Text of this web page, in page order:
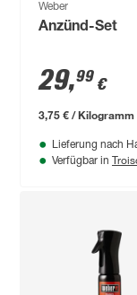
Weber
Anzünd-Set
29,99 €
3,75 € / Kilogramm
Lieferung nach
Verfügbar in